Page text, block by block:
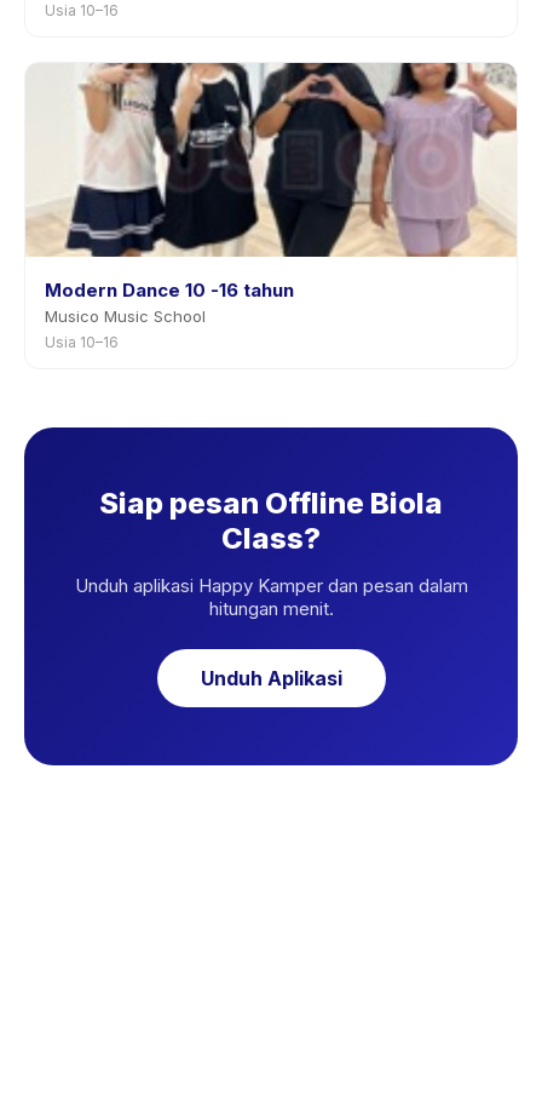
Usia 10–16
Modern Dance 10 -16 tahun
Musico Music School
Usia 10–16
Siap pesan Offline Biola
Class?
Unduh aplikasi Happy Kamper dan pesan dalam
hitungan menit.
Unduh Aplikasi